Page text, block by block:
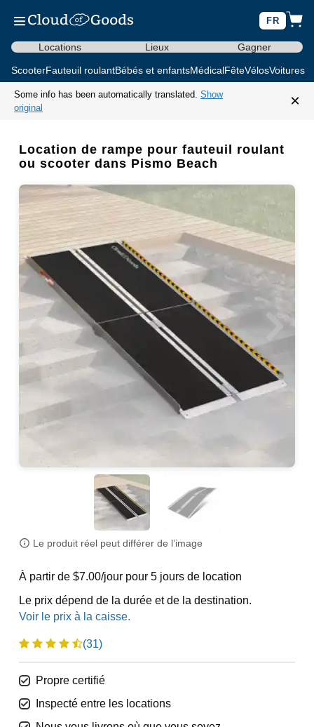
FR
Locations Lieux Gagner
ScooterFauteuil roulantBébés et enfantsMédicalFêteVélosVoitures
Some info has been automatically translated. Show
original
×
Location de rampe pour fauteuil roulant
ou scooter dans Pismo Beach
Le produit réel peut différer de l’image
À partir de $7.00/jour pour 5 jours de location
Le prix dépend de la durée et de la destination.
(31)
Propre certifié
Inspecté entre les locations